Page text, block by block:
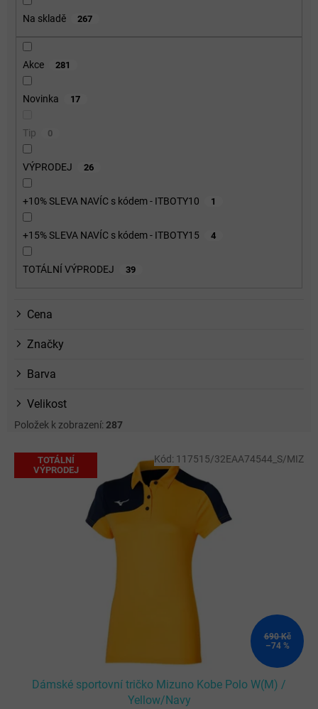
Na skladě 267
Akce 281
Novinka 17
Tip 0
VÝPRODEJ 26
+10% SLEVA NAVÍC s kódem - ITBOTY10 1
+15% SLEVA NAVÍC s kódem - ITBOTY15 4
TOTÁLNÍ VÝPRODEJ 39
Cena
Značky
Barva
Velikost
Položek k zobrazení: 287
V
TOTÁLNÍ
VÝPRODEJ
690 Kč
–74 %
Dámské sportovní tričko Mizuno Kobe Polo W(M) /
Yellow/Navy
Kód: 117515/32EAA74544_S/MIZ